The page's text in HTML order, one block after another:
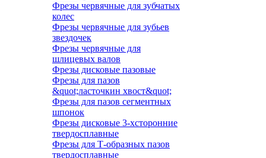
Фрезы червячные для зубчатых
колес
Фрезы червячные для зубьев
звездочек
Фрезы червячные для
шлицевых валов
Фрезы дисковые пазовые
Фрезы для пазов
&quot;ласточкин хвост&quot;
Фрезы для пазов сегментных
шпонок
Фрезы дисковые 3-хсторонние
твердосплавные
Фрезы для Т-образных пазов
твердосплавные